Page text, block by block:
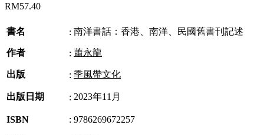
RM57.40
書名 : 南洋書話：香港、南洋、民國舊書刊記述
作者 : 蕭永龍
出版 : 季風帶文化
出版日期 : 2023年11月
ISBN : 9786269672257